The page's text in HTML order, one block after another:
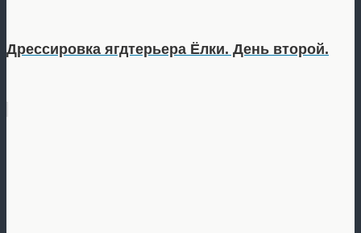
Дрессировка ягдтерьера Ёлки. День второй.